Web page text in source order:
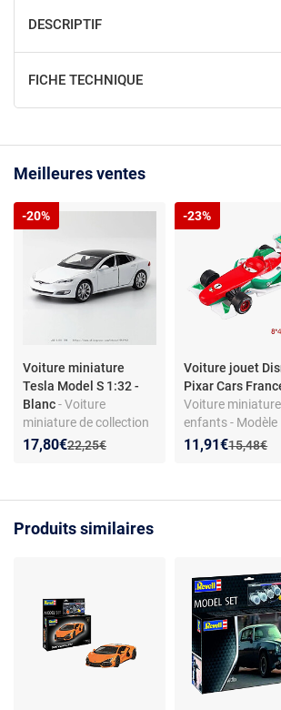
DESCRIPTIF
FICHE TECHNIQUE
Meilleures ventes
Voiture miniature
Tesla Model S 1:32 -
Blanc- Voiture
miniature de collection
1:32 - Alliage moulé -
Ancien prix :
22,25€
Nouveau prix :
17,80€
Réduction de :
-20%
Voiture jouet
Pixar Cars
Voiture
enfants - Modèle
Francesco de la
Ancien
15,48€
Nouveau prix :
11,91€
Réduction de :
-23%
Produits similaires